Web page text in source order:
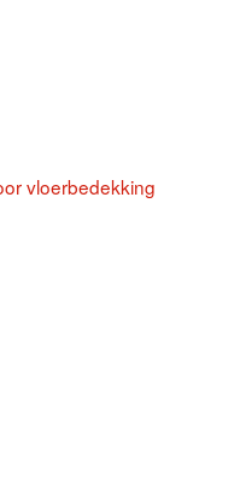
vloerbedekking